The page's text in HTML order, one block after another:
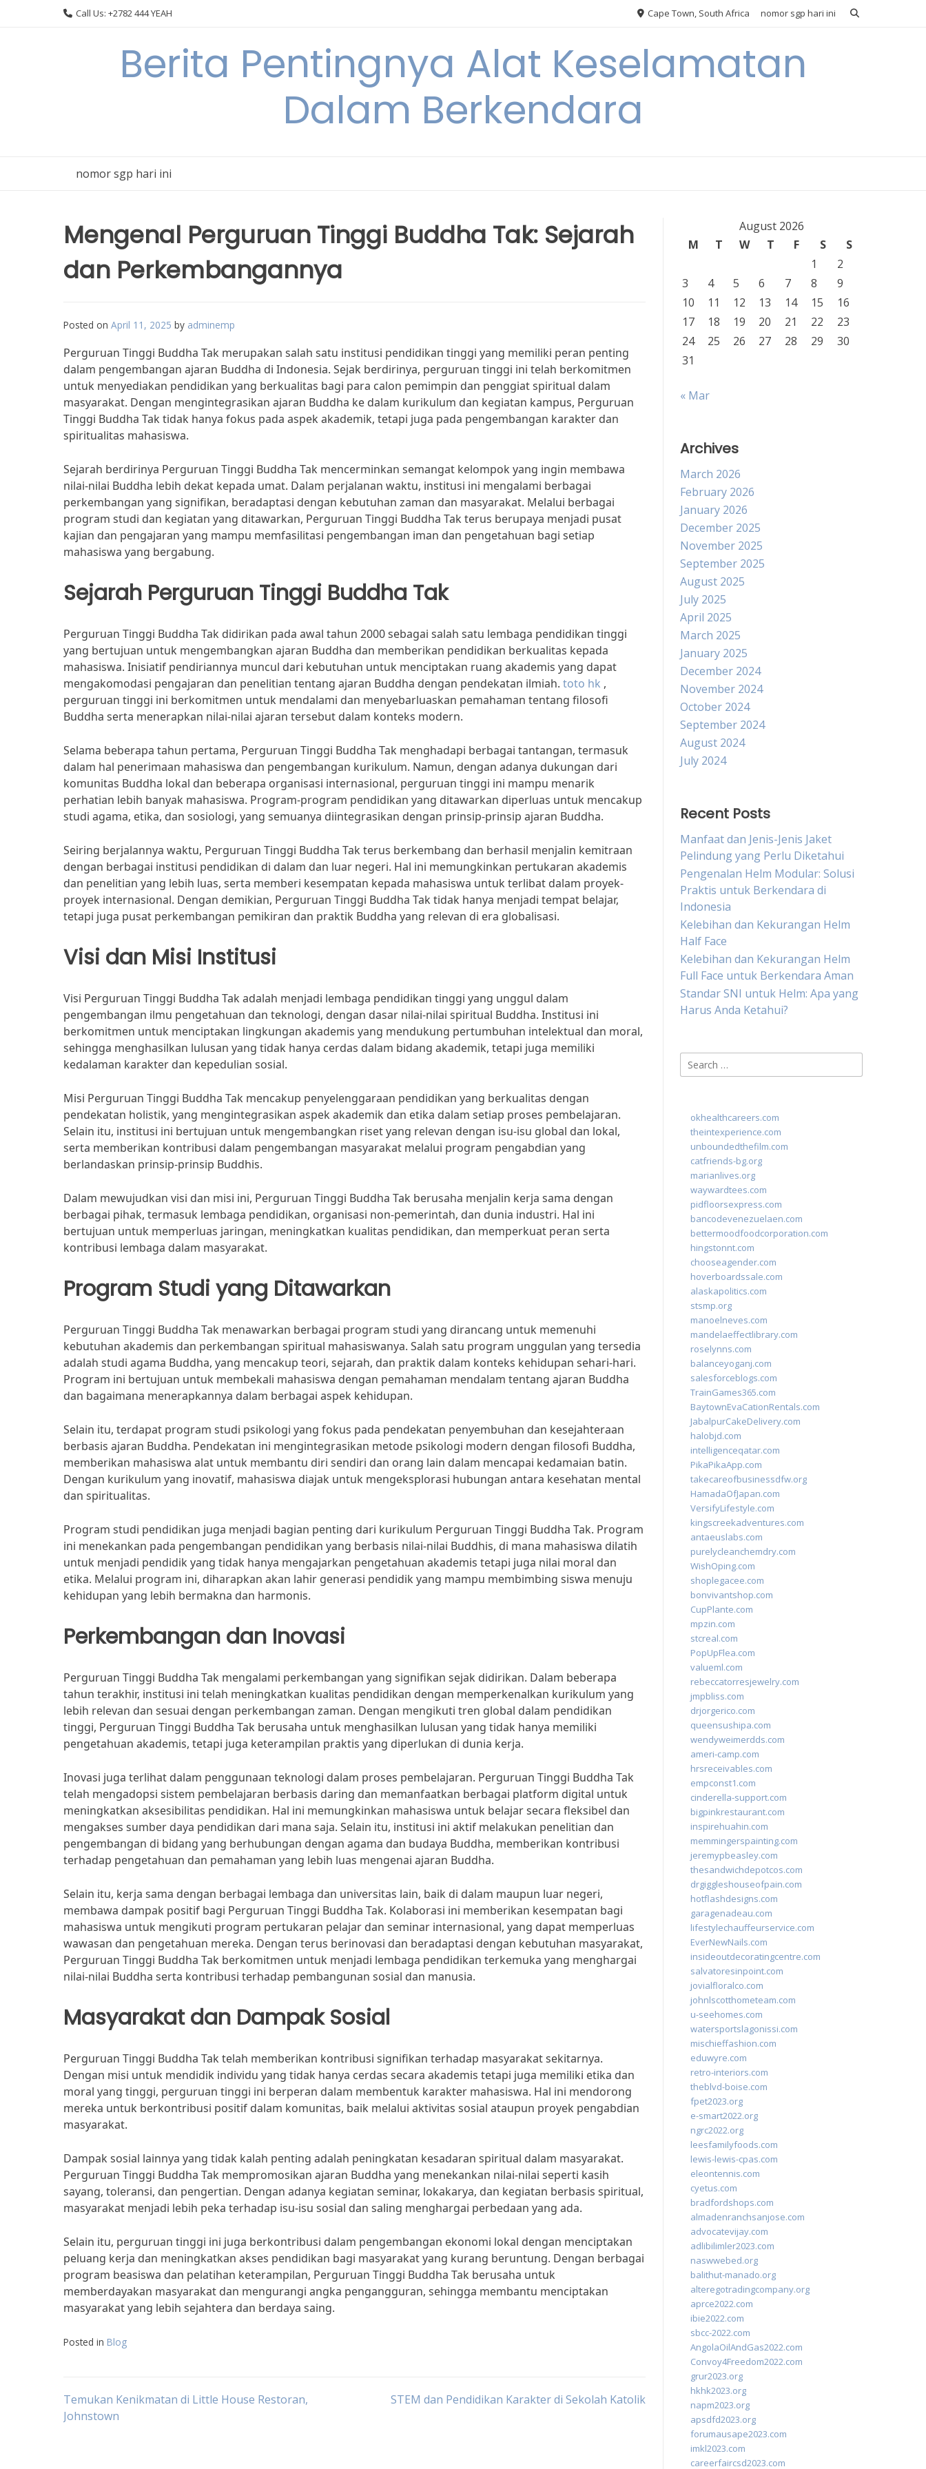
Call Us: +2782 444 YEAH Cape Town, South Africa nomor sgp hari ini
Berita Pentingnya Alat Keselamatan
Dalam Berkendara
nomor sgp hari ini
Mengenal Perguruan Tinggi Buddha Tak: Sejarah
dan Perkembangannya
Posted on April 11, 2025 by adminemp
Perguruan Tinggi Buddha Tak merupakan salah satu institusi pendidikan tinggi yang memiliki peran penting
dalam pengembangan ajaran Buddha di Indonesia. Sejak berdirinya, perguruan tinggi ini telah berkomitmen
untuk menyediakan pendidikan yang berkualitas bagi para calon pemimpin dan penggiat spiritual dalam
masyarakat. Dengan mengintegrasikan ajaran Buddha ke dalam kurikulum dan kegiatan kampus, Perguruan
Tinggi Buddha Tak tidak hanya fokus pada aspek akademik, tetapi juga pada pengembangan karakter dan
spiritualitas mahasiswa.
Sejarah berdirinya Perguruan Tinggi Buddha Tak mencerminkan semangat kelompok yang ingin membawa
nilai-nilai Buddha lebih dekat kepada umat. Dalam perjalanan waktu, institusi ini mengalami berbagai
perkembangan yang signifikan, beradaptasi dengan kebutuhan zaman dan masyarakat. Melalui berbagai
program studi dan kegiatan yang ditawarkan, Perguruan Tinggi Buddha Tak terus berupaya menjadi pusat
kajian dan pengajaran yang mampu memfasilitasi pengembangan iman dan pengetahuan bagi setiap
mahasiswa yang bergabung.
Sejarah Perguruan Tinggi Buddha Tak
Perguruan Tinggi Buddha Tak didirikan pada awal tahun 2000 sebagai salah satu lembaga pendidikan tinggi
yang bertujuan untuk mengembangkan ajaran Buddha dan memberikan pendidikan berkualitas kepada
mahasiswa. Inisiatif pendiriannya muncul dari kebutuhan untuk menciptakan ruang akademis yang dapat
mengakomodasi pengajaran dan penelitian tentang ajaran Buddha dengan pendekatan ilmiah. toto hk ,
perguruan tinggi ini berkomitmen untuk mendalami dan menyebarluaskan pemahaman tentang filosofi
Buddha serta menerapkan nilai-nilai ajaran tersebut dalam konteks modern.
Selama beberapa tahun pertama, Perguruan Tinggi Buddha Tak menghadapi berbagai tantangan, termasuk
dalam hal penerimaan mahasiswa dan pengembangan kurikulum. Namun, dengan adanya dukungan dari
komunitas Buddha lokal dan beberapa organisasi internasional, perguruan tinggi ini mampu menarik
perhatian lebih banyak mahasiswa. Program-program pendidikan yang ditawarkan diperluas untuk mencakup
studi agama, etika, dan sosiologi, yang semuanya diintegrasikan dengan prinsip-prinsip ajaran Buddha.
Seiring berjalannya waktu, Perguruan Tinggi Buddha Tak terus berkembang dan berhasil menjalin kemitraan
dengan berbagai institusi pendidikan di dalam dan luar negeri. Hal ini memungkinkan pertukaran akademis
dan penelitian yang lebih luas, serta memberi kesempatan kepada mahasiswa untuk terlibat dalam proyek-
proyek internasional. Dengan demikian, Perguruan Tinggi Buddha Tak tidak hanya menjadi tempat belajar,
tetapi juga pusat perkembangan pemikiran dan praktik Buddha yang relevan di era globalisasi.
Visi dan Misi Institusi
Visi Perguruan Tinggi Buddha Tak adalah menjadi lembaga pendidikan tinggi yang unggul dalam
pengembangan ilmu pengetahuan dan teknologi, dengan dasar nilai-nilai spiritual Buddha. Institusi ini
berkomitmen untuk menciptakan lingkungan akademis yang mendukung pertumbuhan intelektual dan moral,
sehingga menghasilkan lulusan yang tidak hanya cerdas dalam bidang akademik, tetapi juga memiliki
kedalaman karakter dan kepedulian sosial.
Misi Perguruan Tinggi Buddha Tak mencakup penyelenggaraan pendidikan yang berkualitas dengan
pendekatan holistik, yang mengintegrasikan aspek akademik dan etika dalam setiap proses pembelajaran.
Selain itu, institusi ini bertujuan untuk mengembangkan riset yang relevan dengan isu-isu global dan lokal,
serta memberikan kontribusi dalam pengembangan masyarakat melalui program pengabdian yang
berlandaskan prinsip-prinsip Buddhis.
Dalam mewujudkan visi dan misi ini, Perguruan Tinggi Buddha Tak berusaha menjalin kerja sama dengan
berbagai pihak, termasuk lembaga pendidikan, organisasi non-pemerintah, dan dunia industri. Hal ini
bertujuan untuk memperluas jaringan, meningkatkan kualitas pendidikan, dan memperkuat peran serta
kontribusi lembaga dalam masyarakat.
Program Studi yang Ditawarkan
Perguruan Tinggi Buddha Tak menawarkan berbagai program studi yang dirancang untuk memenuhi
kebutuhan akademis dan perkembangan spiritual mahasiswanya. Salah satu program unggulan yang tersedia
adalah studi agama Buddha, yang mencakup teori, sejarah, dan praktik dalam konteks kehidupan sehari-hari.
Program ini bertujuan untuk membekali mahasiswa dengan pemahaman mendalam tentang ajaran Buddha
dan bagaimana menerapkannya dalam berbagai aspek kehidupan.
Selain itu, terdapat program studi psikologi yang fokus pada pendekatan penyembuhan dan kesejahteraan
berbasis ajaran Buddha. Pendekatan ini mengintegrasikan metode psikologi modern dengan filosofi Buddha,
memberikan mahasiswa alat untuk membantu diri sendiri dan orang lain dalam mencapai kedamaian batin.
Dengan kurikulum yang inovatif, mahasiswa diajak untuk mengeksplorasi hubungan antara kesehatan mental
dan spiritualitas.
Program studi pendidikan juga menjadi bagian penting dari kurikulum Perguruan Tinggi Buddha Tak. Program
ini menekankan pada pengembangan pendidikan yang berbasis nilai-nilai Buddhis, di mana mahasiswa dilatih
untuk menjadi pendidik yang tidak hanya mengajarkan pengetahuan akademis tetapi juga nilai moral dan
etika. Melalui program ini, diharapkan akan lahir generasi pendidik yang mampu membimbing siswa menuju
kehidupan yang lebih bermakna dan harmonis.
Perkembangan dan Inovasi
Perguruan Tinggi Buddha Tak mengalami perkembangan yang signifikan sejak didirikan. Dalam beberapa
tahun terakhir, institusi ini telah meningkatkan kualitas pendidikan dengan memperkenalkan kurikulum yang
lebih relevan dan sesuai dengan perkembangan zaman. Dengan mengikuti tren global dalam pendidikan
tinggi, Perguruan Tinggi Buddha Tak berusaha untuk menghasilkan lulusan yang tidak hanya memiliki
pengetahuan akademis, tetapi juga keterampilan praktis yang diperlukan di dunia kerja.
Inovasi juga terlihat dalam penggunaan teknologi dalam proses pembelajaran. Perguruan Tinggi Buddha Tak
telah mengadopsi sistem pembelajaran berbasis daring dan memanfaatkan berbagai platform digital untuk
meningkatkan aksesibilitas pendidikan. Hal ini memungkinkan mahasiswa untuk belajar secara fleksibel dan
mengakses sumber daya pendidikan dari mana saja. Selain itu, institusi ini aktif melakukan penelitian dan
pengembangan di bidang yang berhubungan dengan agama dan budaya Buddha, memberikan kontribusi
terhadap pengetahuan dan pemahaman yang lebih luas mengenai ajaran Buddha.
Selain itu, kerja sama dengan berbagai lembaga dan universitas lain, baik di dalam maupun luar negeri,
membawa dampak positif bagi Perguruan Tinggi Buddha Tak. Kolaborasi ini memberikan kesempatan bagi
mahasiswa untuk mengikuti program pertukaran pelajar dan seminar internasional, yang dapat memperluas
wawasan dan pengetahuan mereka. Dengan terus berinovasi dan beradaptasi dengan kebutuhan masyarakat,
Perguruan Tinggi Buddha Tak berkomitmen untuk menjadi lembaga pendidikan terkemuka yang menghargai
nilai-nilai Buddha serta kontribusi terhadap pembangunan sosial dan manusia.
Masyarakat dan Dampak Sosial
Perguruan Tinggi Buddha Tak telah memberikan kontribusi signifikan terhadap masyarakat sekitarnya.
Dengan misi untuk mendidik individu yang tidak hanya cerdas secara akademis tetapi juga memiliki etika dan
moral yang tinggi, perguruan tinggi ini berperan dalam membentuk karakter mahasiswa. Hal ini mendorong
mereka untuk berkontribusi positif dalam komunitas, baik melalui aktivitas sosial ataupun proyek pengabdian
masyarakat.
Dampak sosial lainnya yang tidak kalah penting adalah peningkatan kesadaran spiritual dalam masyarakat.
Perguruan Tinggi Buddha Tak mempromosikan ajaran Buddha yang menekankan nilai-nilai seperti kasih
sayang, toleransi, dan pengertian. Dengan adanya kegiatan seminar, lokakarya, dan kegiatan berbasis spiritual,
masyarakat menjadi lebih peka terhadap isu-isu sosial dan saling menghargai perbedaan yang ada.
Selain itu, perguruan tinggi ini juga berkontribusi dalam pengembangan ekonomi lokal dengan menciptakan
peluang kerja dan meningkatkan akses pendidikan bagi masyarakat yang kurang beruntung. Dengan berbagai
program beasiswa dan pelatihan keterampilan, Perguruan Tinggi Buddha Tak berusaha untuk
memberdayakan masyarakat dan mengurangi angka pengangguran, sehingga membantu menciptakan
masyarakat yang lebih sejahtera dan berdaya saing.
Posted in Blog
Post
Temukan Kenikmatan di Little House Restoran,
Johnstown
STEM dan Pendidikan Karakter di Sekolah Katolik
August 2026
M
T W T F S
S
1
2
3
4 5 6 7 8
9
10
11 12 13 14 15
16
17
18 19 20 21 22
23
24
25 26 27 28 29
30
31
« Mar
Archives
March 2026
February 2026
January 2026
December 2025
November 2025
September 2025
August 2025
July 2025
April 2025
March 2025
January 2025
December 2024
November 2024
October 2024
September 2024
August 2024
July 2024
Recent Posts
Manfaat dan Jenis-Jenis Jaket
Pelindung yang Perlu Diketahui
Pengenalan Helm Modular: Solusi
Praktis untuk Berkendara di
Indonesia
Kelebihan dan Kekurangan Helm
Half Face
Kelebihan dan Kekurangan Helm
Full Face untuk Berkendara Aman
Standar SNI untuk Helm: Apa yang
Harus Anda Ketahui?
Search
for:
okhealthcareers.com
theintexperience.com
unboundedthefilm.com
catfriends-bg.org
marianlives.org
waywardtees.com
pidfloorsexpress.com
bancodevenezuelaen.com
bettermoodfoodcorporation.com
hingstonnt.com
chooseagender.com
hoverboardssale.com
alaskapolitics.com
stsmp.org
manoelneves.com
mandelaeffectlibrary.com
roselynns.com
balanceyoganj.com
salesforceblogs.com
TrainGames365.com
BaytownEvaCationRentals.com
JabalpurCakeDelivery.com
halobjd.com
intelligenceqatar.com
PikaPikaApp.com
takecareofbusinessdfw.org
HamadaOfJapan.com
VersifyLifestyle.com
kingscreekadventures.com
antaeuslabs.com
purelycleanchemdry.com
WishOping.com
shoplegacee.com
bonvivantshop.com
CupPlante.com
mpzin.com
stcreal.com
PopUpFlea.com
valueml.com
rebeccatorresjewelry.com
jmpbliss.com
drjorgerico.com
queensushipa.com
wendyweimerdds.com
ameri-camp.com
hrsreceivables.com
empconst1.com
cinderella-support.com
bigpinkrestaurant.com
inspirehuahin.com
memmingerspainting.com
jeremypbeasley.com
thesandwichdepotcos.com
drgiggleshouseofpain.com
hotflashdesigns.com
garagenadeau.com
lifestylechauffeurservice.com
EverNewNails.com
insideoutdecoratingcentre.com
salvatoresinpoint.com
jovialfloralco.com
johnlscotthometeam.com
u-seehomes.com
watersportslagonissi.com
mischieffashion.com
eduwyre.com
retro-interiors.com
theblvd-boise.com
fpet2023.org
e-smart2022.org
ngrc2022.org
leesfamilyfoods.com
lewis-lewis-cpas.com
eleontennis.com
cyetus.com
bradfordshops.com
almadenranchsanjose.com
advocatevijay.com
adlibilimler2023.com
naswwebed.org
balithut-manado.org
alteregotradingcompany.org
aprce2022.com
ibie2022.com
sbcc-2022.com
AngolaOilAndGas2022.com
Convoy4Freedom2022.com
grur2023.org
hkhk2023.org
napm2023.org
apsdfd2023.org
forumausape2023.com
imkl2023.com
careerfaircsd2023.com